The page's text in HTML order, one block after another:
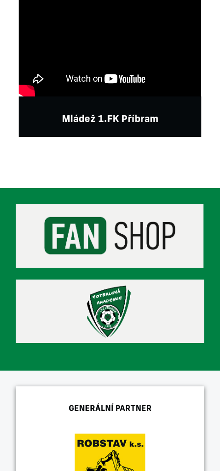
Mládež 1.FK Příbram
GENERÁLNÍ PARTNER